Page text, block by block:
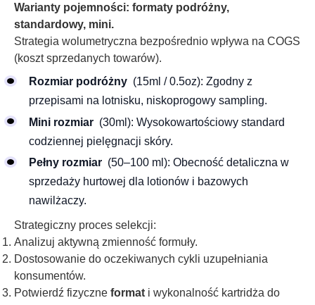
Warianty pojemności: formaty podróżny,
standardowy, mini.
Strategia wolumetryczna bezpośrednio wpływa na COGS
(koszt sprzedanych towarów).
Rozmiar podróżny (15ml / 0.5oz): Zgodny z
przepisami na lotnisku, niskoprogowy sampling.
Mini rozmiar (30ml): Wysokowartościowy standard
codziennej pielęgnacji skóry.
Pełny rozmiar (50–100 ml): Obecność detaliczna w
sprzedaży hurtowej dla lotionów i bazowych
nawilżaczy.
Strategiczny proces selekcji:
Analizuj aktywną zmienność formuły.
Dostosowanie do oczekiwanych cykli uzupełniania
konsumentów.
Potwierdź fizyczne format i wykonalność kartridża do